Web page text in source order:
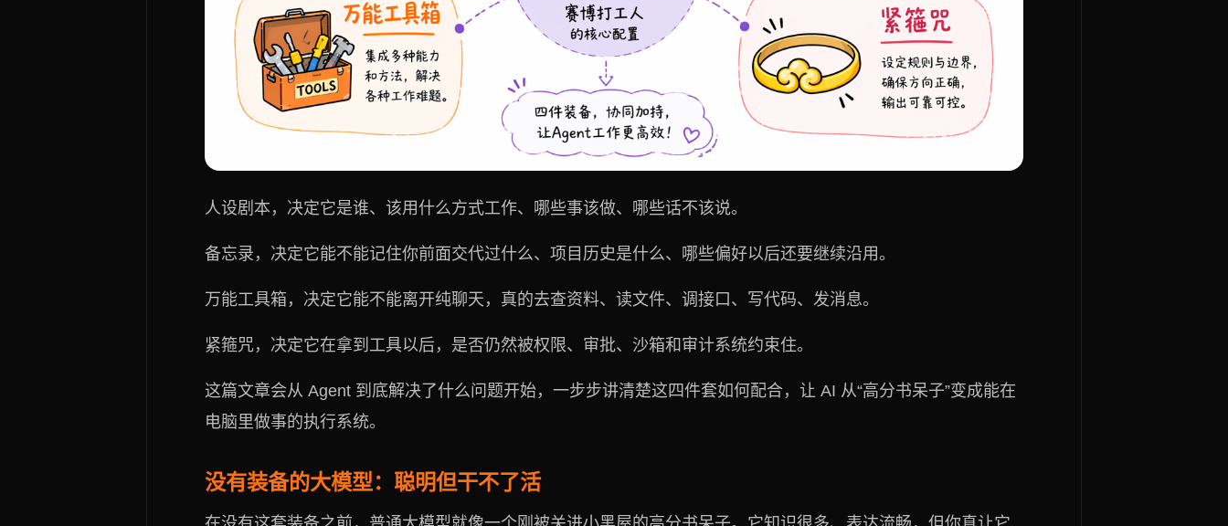
人设剧本，决定它是谁、该用什么方式工作、哪些事该做、哪些话不该说。
备忘录，决定它能不能记住你前面交代过什么、项目历史是什么、哪些偏好以后还要继续沿用。
万能工具箱，决定它能不能离开纯聊天，真的去查资料、读文件、调接口、写代码、发消息。
紧箍咒，决定它在拿到工具以后，是否仍然被权限、审批、沙箱和审计系统约束住。
这篇文章会从 Agent 到底解决了什么问题开始，一步步讲清楚这四件套如何配合，让 AI 从“高分书呆子”变成能在
电脑里做事的执行系统。
没有装备的大模型：聪明但干不了活